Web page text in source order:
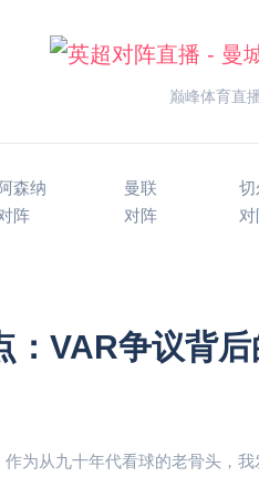
巅峰体育直
森纳
阵
曼联
对阵
切
：VAR争议背
为从九十年代看球的老骨头，